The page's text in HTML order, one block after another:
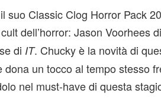
suo Classic Clog Horror Pack
dell’horror: Jason Voorhees di
di IT. Chucky è la novità di
un tocco al tempo stesso
nel must-have di questa